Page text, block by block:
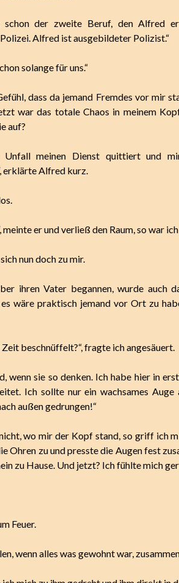
schon der zweite Beruf, den Alfred
Alfred ist ausgebildeter Polizist.“
solange für uns.“
dass da jemand Fremdes vor mir
war das totale Chaos in meinem
auf?
Unfall meinen Dienst quittiert und
erklärte Alfred kurz.
meinte er und verließ den Raum, so war
nun doch zu mir.
ihren Vater begannen, wurde auch
wäre praktisch jemand vor Ort zu
Zeit beschnüffelt?“, fragte ich angesäuert.
wenn sie so denken. Ich habe hier in
Ich sollte nur ein wachsames Auge
außen gedrungen!“
wo mir der Kopf stand, so griff ich
Ohren zu und presste die Augen fest
zu Hause. Und jetzt? Ich fühlte mich
Feuer.
wenn alles was gewohnt war,